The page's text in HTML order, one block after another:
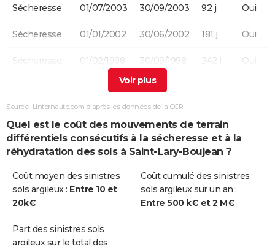
Sécheresse 01/07/2003 30/09/2003 92 j Oui
Sécheresse 01/01/2002 30/06/2002 181 j Oui
Sécheresse 01/02/1998 30/09/1998 242 j Oui
01/05/1989 30/09/1993
Source : Linternaute.com d'après les données de la CCR
Quel est le coût des mouvements de terrain
différentiels consécutifs à la sécheresse et à la
réhydratation des sols à Saint-Lary-Boujean ?
Coût moyen des sinistres
sols argileux : Entre 10 et
20k€
Coût cumulé des sinistres
sols argileux sur un an :
Entre 500 k€ et 2 M€
Part des sinistres sols